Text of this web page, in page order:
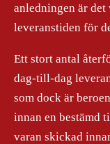
anledningen är
leveranstiden för
Ett stort antal
dag-till-dag
som dock är
innan en bestämd
varan skickad